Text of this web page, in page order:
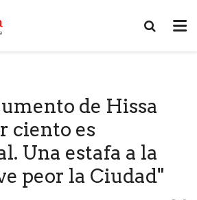
de Hissa
ciento es
Una estafa a la
peor la Ciudad"